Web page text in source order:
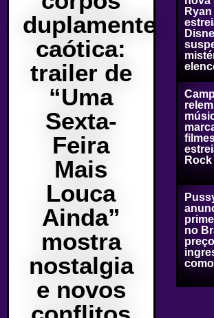
duplamente
caótica:
trailer de
“Uma
Sexta-
Feira
Mais
Louca
Ainda”
mostra
nostalgia
e novos
Rock
no